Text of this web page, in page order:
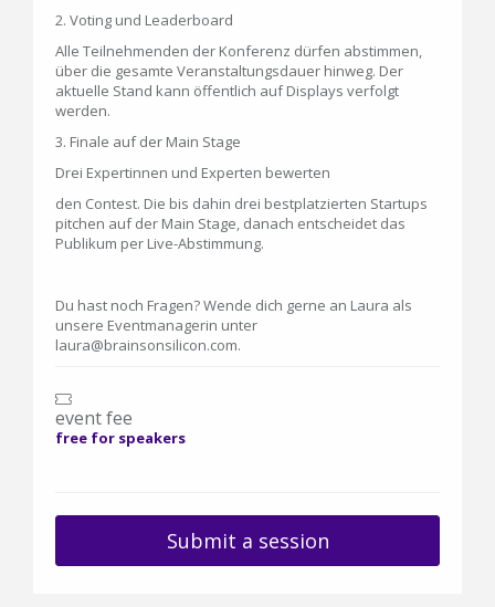
2. Voting und Leaderboard
Alle Teilnehmenden der Konferenz dürfen abstimmen,
über die gesamte Veranstaltungsdauer hinweg. Der
aktuelle Stand kann öffentlich auf Displays verfolgt
werden.
3. Finale auf der Main Stage
Drei Expertinnen und Experten bewerten
den Contest. Die bis dahin drei bestplatzierten Startups
pitchen auf der Main Stage, danach entscheidet das
Publikum per Live-Abstimmung.
Du hast noch Fragen? Wende dich gerne an Laura als
unsere Eventmanagerin unter
laura@brainsonsilicon.com.
event fee
free for speakers
Submit a session